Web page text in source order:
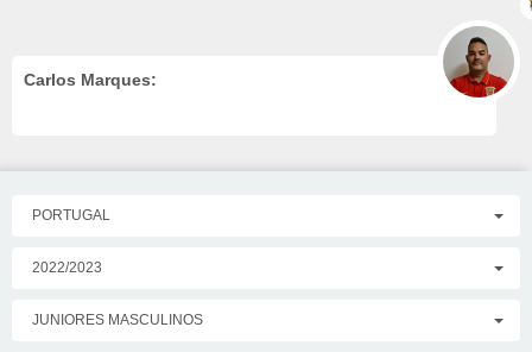
Carlos Marques:
PORTUGAL
2022/2023
JUNIORES MASCULINOS